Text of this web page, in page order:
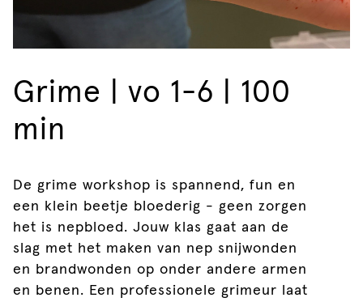
Grime | vo 1-6 | 100
min
De grime workshop is spannend, fun en
een klein beetje bloederig - geen zorgen
het is nepbloed. Jouw klas gaat aan de
slag met het maken van nep snijwonden
en brandwonden op onder andere armen
en benen. Een professionele grimeur laat